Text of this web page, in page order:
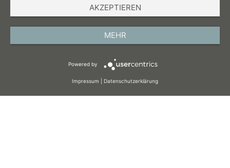
AKZEPTIEREN
MEHR
Powered by
Impressum Datenschutzerklärung